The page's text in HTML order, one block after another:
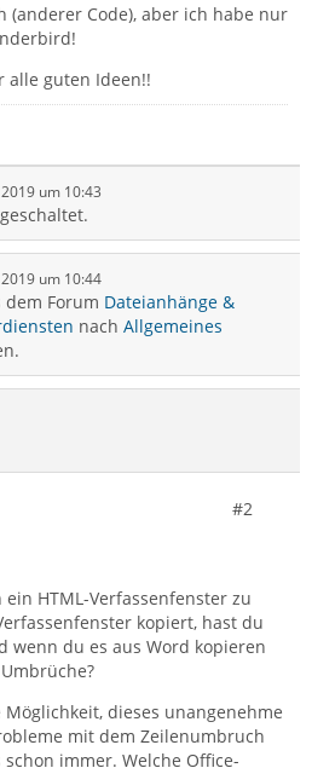
(anderer Code), aber ich habe nur
alle guten Ideen!!
um 10:43
um 10:44
dem Forum Dateianhänge &
nach Allgemeines
#2
HTML-Verfassenfenster zu
kopiert, hast du
wenn du es aus Word kopieren
dieses unangenehme
mit dem Zeilenumbruch
immer. Welche Office-